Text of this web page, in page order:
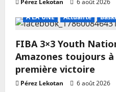
A LA UNE
Actualité
FIBA 3×3 Youth
Amazones toujours
première victoire
Pérez Lekotan 6 août 2026